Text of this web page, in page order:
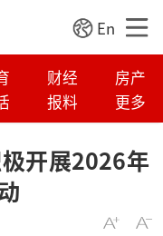
En
财经
房产
报料 更多
开展2026年